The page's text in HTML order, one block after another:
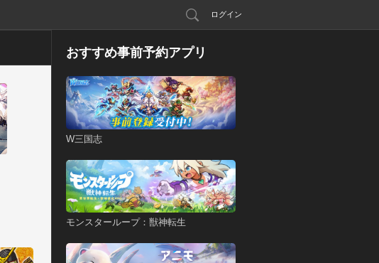
ログイン
おすすめ事前予約アプリ
W三国志
モンスターループ：獣神転生